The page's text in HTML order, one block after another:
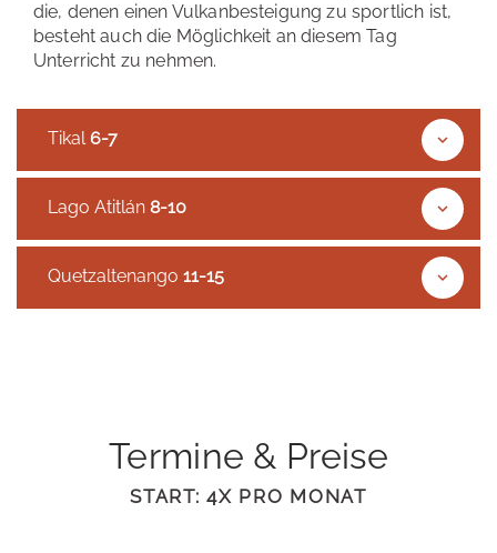
die, denen einen Vulkanbesteigung zu sportlich ist,
besteht auch die Möglichkeit an diesem Tag
Unterricht zu nehmen.
Tikal6-7
Lago Atitlán 8-10
Quetzaltenango 11-15
Termine & Preise
START: 4X PRO MONAT